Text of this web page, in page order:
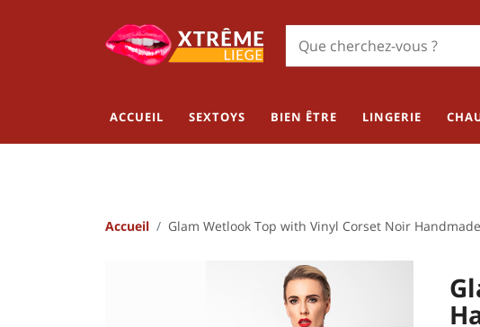
ACCUEIL SEXTOYS BIEN ÊTRE LINGERIE
Accueil Glam Wetlook Top with Vinyl Corset Noir